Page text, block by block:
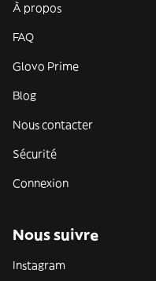
À propos
FAQ
Glovo Prime
Blog
Nous contacter
Sécurité
Connexion
Nous suivre
Instagram